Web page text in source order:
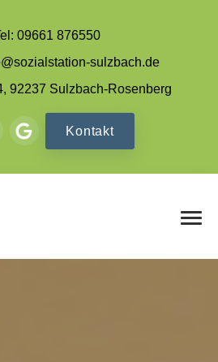
09661 876550
sulzbach.de
92237 Sulzbach-Rosenberg
Kontakt